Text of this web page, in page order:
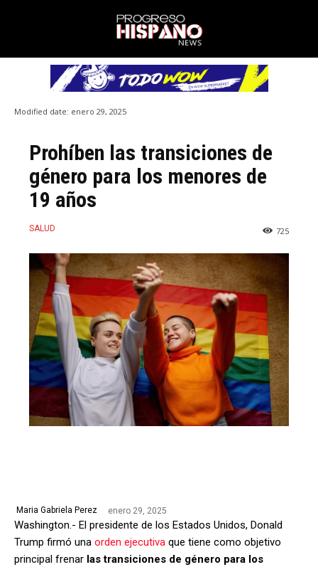
Modified date: enero 29, 2025
Prohíben las transiciones de
género para los menores de
19 años
SALUD 725
Maria Gabriela Perez enero 29, 2025
Washington.- El presidente de los Estados Unidos, Donald
Trump firmó una orden ejecutiva que tiene como objetivo
principal frenar las transiciones de género para los